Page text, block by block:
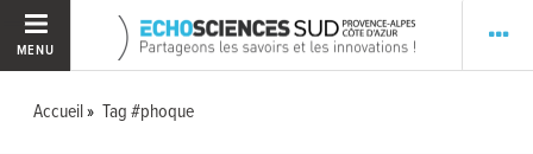
MENU
Accueil Tag #phoque